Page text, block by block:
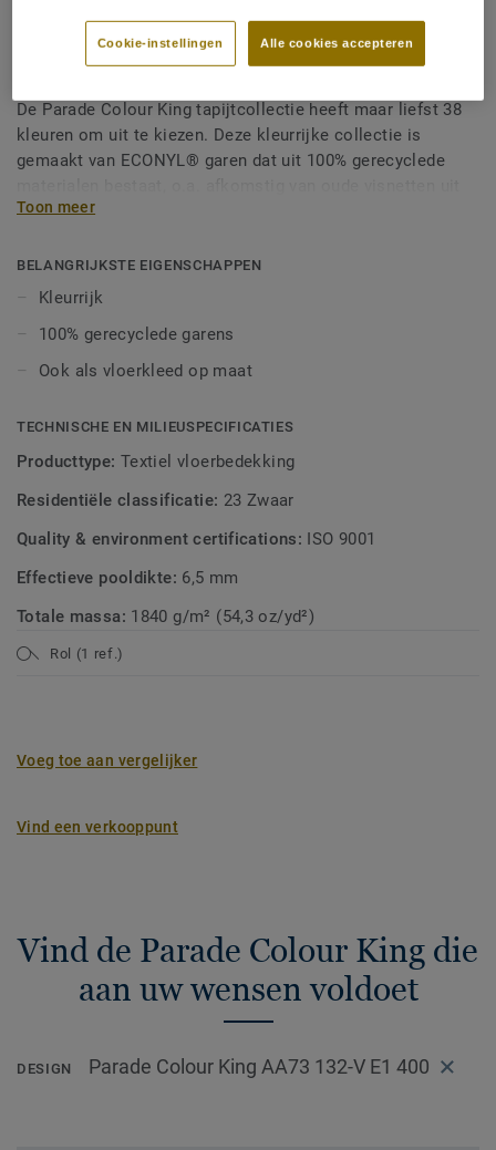
De Parade Colour King tapijtcollectie heeft maar liefst 38
kleuren om uit te kiezen. Deze kleurrijke collectie is
gemaakt van ECONYL® garen dat uit 100% gerecyclede
de oceaan. De gesneden pool geeft het unikleurige tapijt
op de nieuwste woontrends kun je met Colour King alle
kanten op in je interieur. Laat je creativiteit de vrije loop en
ga voor een vloerkeed op maat van heel kleurrijk tot toon-
op-toon.
Toon meer
BELANGRIJKSTE EIGENSCHAPPEN
Kleurrijk
100% gerecyclede garens
Ook als vloerkleed op maat
TECHNISCHE EN MILIEUSPECIFICATIES
Producttype: Textiel vloerbedekking
Residentiële classificatie: 23 Zwaar
Quality & environment certifications: ISO 9001
Effectieve pooldikte: 6,5 mm
Totale massa: 1840 g/m² (54,3 oz/yd²)
Rol (1 ref.)
Voeg toe aan vergelijker
Vind een verkooppunt
Vind de Parade Colour King die
aan uw wensen voldoet
DESIGN Parade Colour King AA73 132-V E1 400
Alle cookies accepteren
Cookie-instellingen